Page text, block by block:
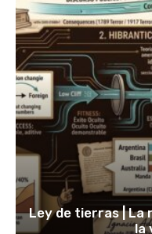
Ley de tierras | La
la